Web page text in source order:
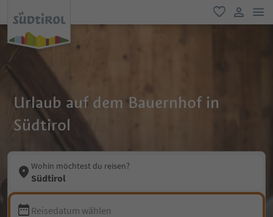
favorit
user link
Urlaub auf dem Bauernhof in
Südtirol
Wohin möchtest du reisen?
Südtirol
Reisedatum wählen